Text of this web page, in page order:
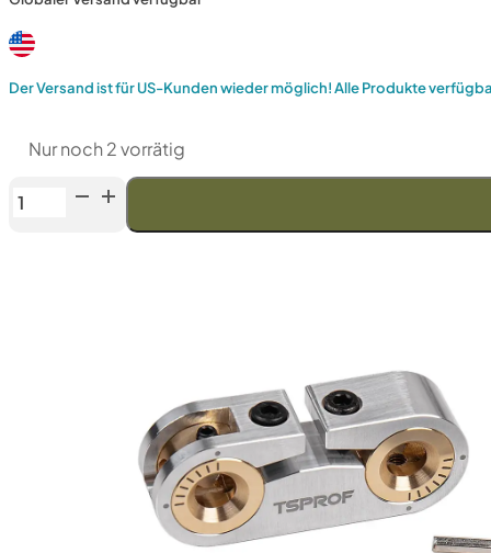
Der Versand ist für US-Kunden wieder möglich! Alle Produkte
Nur noch 2 vorrätig
TSPROF